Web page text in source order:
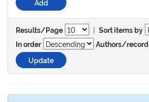
Results/Page | Sort items by
In order
Authors/record